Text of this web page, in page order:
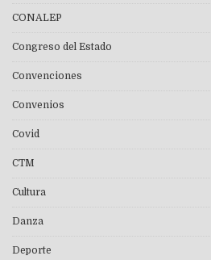
CONALEP
Congreso del Estado
Convenciones
Convenios
Covid
CTM
Cultura
Danza
Deporte